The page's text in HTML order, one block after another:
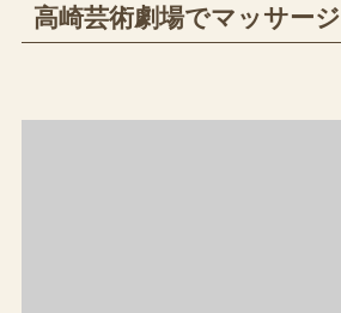
高崎芸術劇場でマッサージ